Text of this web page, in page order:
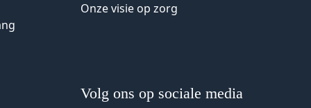
Onze visie op zorg
Volg ons op sociale media